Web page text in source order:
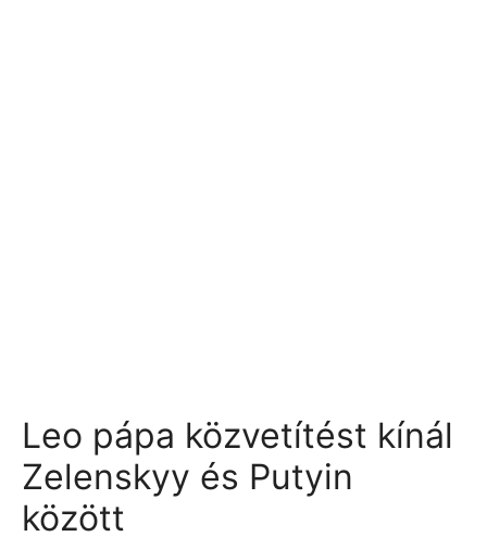
Leo pápa közvetítést kínál
Zelenskyy és Putyin
között